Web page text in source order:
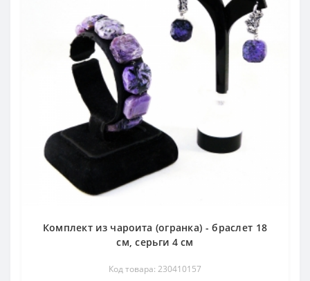
Комплект из чароита (огранка) - браслет 18
см, серьги 4 см
Код товара: 230410157